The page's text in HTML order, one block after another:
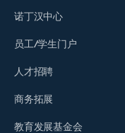
诺丁汉中心
员工/学生门户
人才招聘
商务拓展
教育发展基金会